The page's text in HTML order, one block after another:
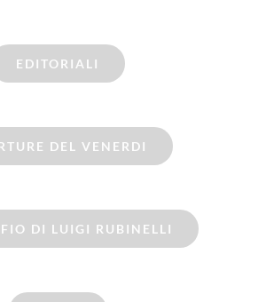
EDITORIALI
DEL VENERDI
DI LUIGI RUBINELLI